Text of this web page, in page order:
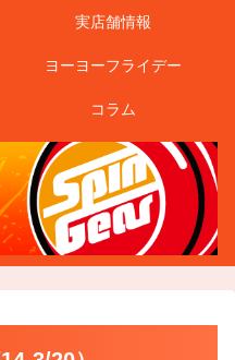
実店舗情報
ヨーヨーフライデー
コラム